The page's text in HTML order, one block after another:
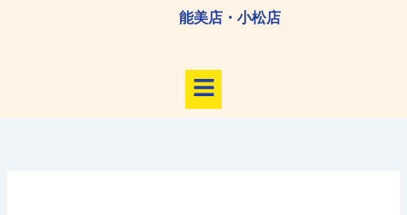
能美店・小松店
メ
ニ